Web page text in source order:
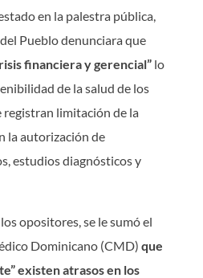
en la palestra pública,
Pueblo denunciara que
financiera y gerencial” lo
de la salud de los
registran limitación de la
la autorización de
estudios diagnósticos y
opositores, se le sumó el
Dominicano (CMD) que
existen atrasos en los